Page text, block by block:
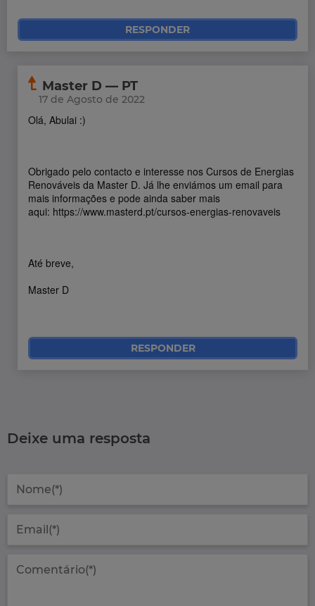
RESPONDER
Master D — PT
17 de Agosto de 2022
Olá, Abulai :)
Obrigado pelo contacto e interesse nos Cursos de Energias
Renováveis da Master D. Já lhe enviámos um email para
mais informações e pode ainda saber mais
aqui: https://www.masterd.pt/cursos-energias-renovaveis
Até breve,
Master D
RESPONDER
Deixe uma resposta